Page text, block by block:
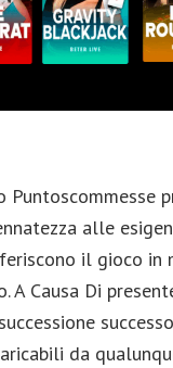
Puntoscommesse
alle
il gioco in
A Causa Di
da